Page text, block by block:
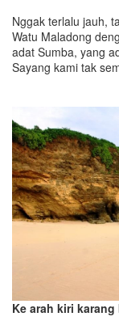
Nggak terlalu jauh,
Watu Maladong
adat Sumba, yang
Sayang kami tak
Ke arah kiri